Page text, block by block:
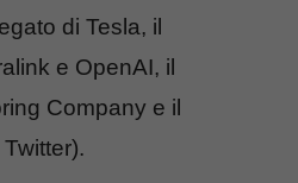
di Tesla, il
e OpenAI, il
Company e il